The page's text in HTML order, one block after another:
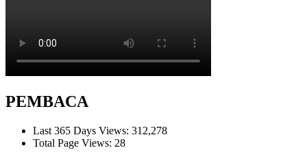
PEMBACA
Last 365 Days Views: 312,278
Total Page Views: 28